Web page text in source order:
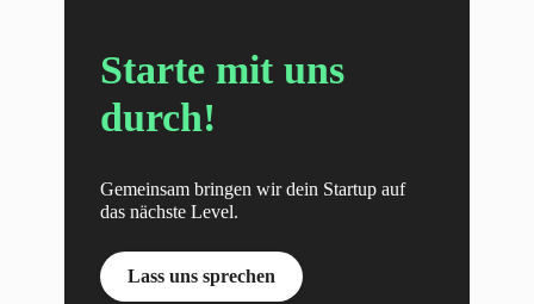
Starte mit uns
durch!
Gemeinsam bringen wir dein Startup auf
das nächste Level.
Lass uns sprechen